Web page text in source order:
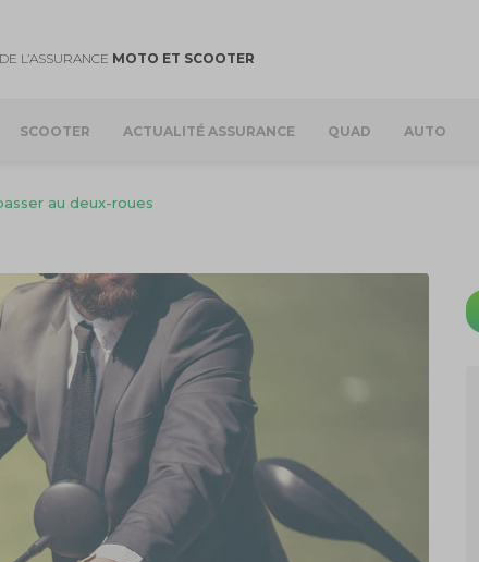
DE L’ASSURANCE MOTO ET SCOOTER
SCOOTER ACTUALITÉ ASSURANCE QUAD AUTO
au deux-roues